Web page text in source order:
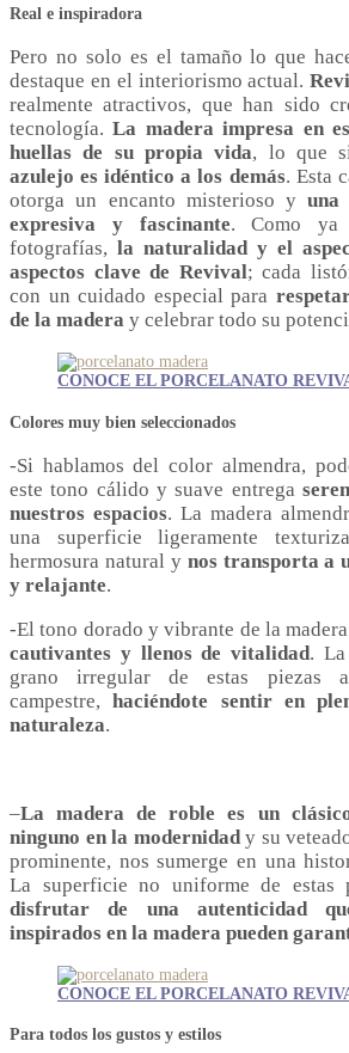
Real e inspiradora
Pero no solo es el tamaño lo que
destaque en el interiorismo actual.
realmente atractivos, que han sido
tecnología.La madera impresa en
huellas de su propia vida, lo que
azulejo es idéntico a los demás. Esta
otorga un encanto misterioso yuna
expresiva y fascinante. Como ya
fotografías, la naturalidad y el
aspectos clave de Revival; cada
con un cuidado especial para
de la madera y celebrar todo su
CONOCE EL PORCELANATO
Colores muy bien seleccionados
-Si hablamos del color almendra,
este tono cálido y suave entrega
nuestros espacios. La madera
una superficie ligeramente
hermosura natural y nos transporta a
y relajante.
-El tono dorado y vibrante de la
cautivantes y llenos de vitalidad.
grano irregular de estas piezas
campestre,haciéndote sentir en
naturaleza.
–La madera de roble es un
ninguno en la modernidady su
prominente, nos sumerge en una
La superficie no uniforme de estas
disfrutar de una autenticidad
inspirados en la madera pueden
CONOCE EL PORCELANATO
Para todos los gustos y estilos